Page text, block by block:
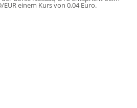
einem Kurs von 0,04 Euro.